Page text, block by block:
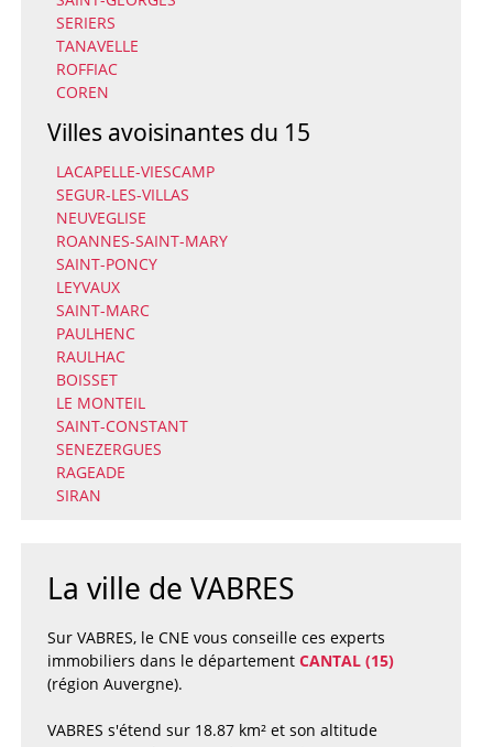
SERIERS
TANAVELLE
ROFFIAC
COREN
Villes avoisinantes du 15
LACAPELLE-VIESCAMP
SEGUR-LES-VILLAS
NEUVEGLISE
ROANNES-SAINT-MARY
SAINT-PONCY
LEYVAUX
SAINT-MARC
PAULHENC
RAULHAC
BOISSET
LE MONTEIL
SAINT-CONSTANT
SENEZERGUES
RAGEADE
SIRAN
La ville de VABRES
Sur VABRES, le CNE vous conseille ces experts
immobiliers dans le département CANTAL (15)
(région Auvergne).
VABRES s'étend sur 18.87 km² et son altitude